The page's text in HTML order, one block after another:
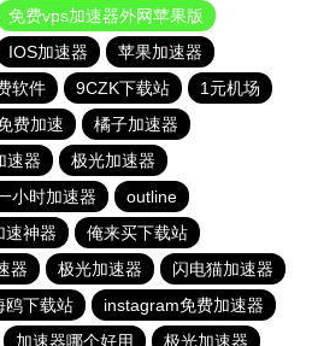
免费vps加速器外网苹果版
IOS加速器
苹果加速器
软件 9CZK下载站
1元机场
费加速
橘子加速器
速器
极光加速器
小时加速器
outline
速神器
俺来买下载站
器 极光加速器
闪电猫加速器
鸥下载站
instagram免费加速器
加速器哪个好用 极光加速器